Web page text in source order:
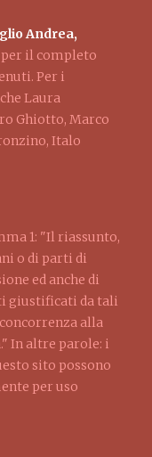
Andrea,
per il completo
Per i
Laura
Ghiotto, Marco
Italo
1: "Il riassunto,
o di parti di
ed anche di
giustificati da tali
alla
In altre parole: i
sito possono
per uso